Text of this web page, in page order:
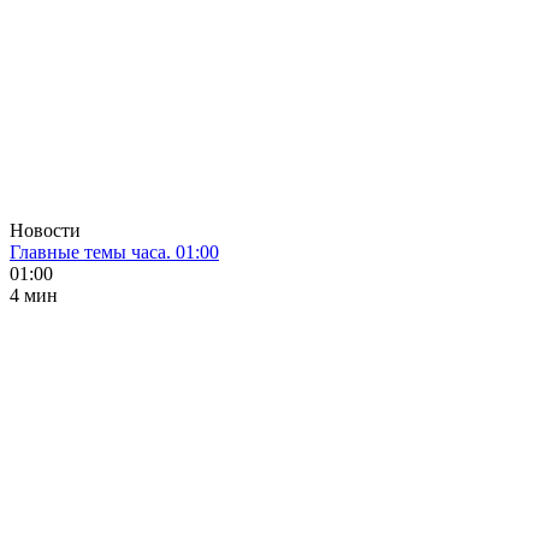
Новости
Главные темы часа. 01:00
01:00
4 мин